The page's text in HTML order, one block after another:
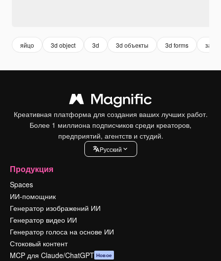
яйцо 3d object 3d 3d объекты 3d forms
Креативная платформа для создания ваших лучших работ.
Более 1 миллиона подписчиков среди креаторов,
предприятий, агентств и студий.
Pусский
Продукция
Spaces
ИИ-помощник
Генератор изображений ИИ
Генератор видео ИИ
Генератор голоса на основе ИИ
Стоковый контент
MCP для Claude/ChatGPT Новое